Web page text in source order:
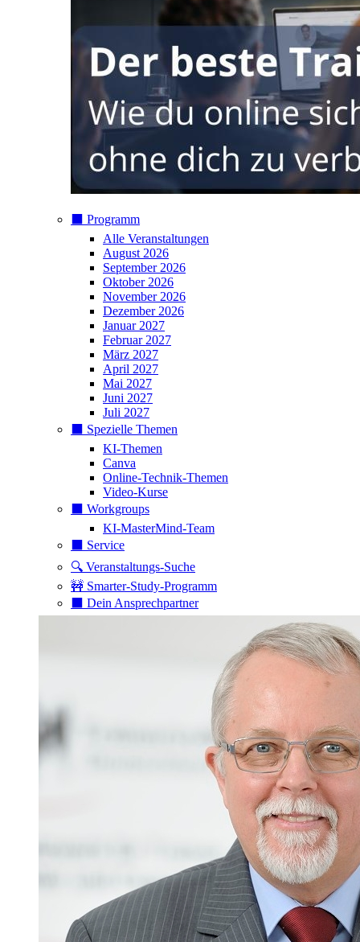
⬛️ Programm
Alle Veranstaltungen
August 2026
September 2026
Oktober 2026
November 2026
Dezember 2026
Januar 2027
Februar 2027
März 2027
April 2027
Mai 2027
Juni 2027
Juli 2027
⬛️ Spezielle Themen
KI-Themen
Canva
Online-Technik-Themen
Video-Kurse
⬛️ Workgroups
KI-MasterMind-Team
⬛️ Service
🔍 Veranstaltungs-Suche
🚧 Smarter-Study-Programm
⬛️ Dein Ansprechpartner